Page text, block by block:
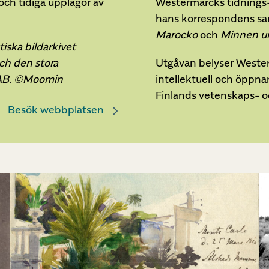
bildarkivet
den stora
©Moomin
Besök webbplatsen
hans korrespondens
Marockooch Minnen
Utgåvan belyser
intellektuell och
Finlands vetenskaps-